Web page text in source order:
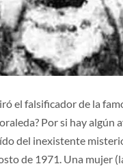
el falsificador de la
Por si hay algún
del inexistente
de 1971. Una mujer